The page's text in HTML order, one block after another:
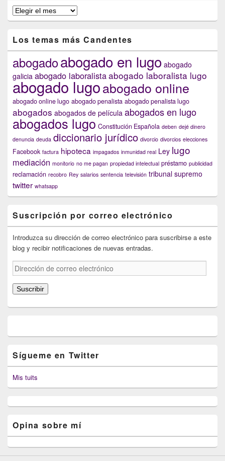
En
anteriores
Los temas más Candentes
abogadoabogado en lugo abogado
galicia abogado laboralistaabogado laboralista lugo
abogado lugoabogado online
abogado online lugo abogado penalista abogado penalista lugo
abogados abogados de película abogados en lugo
abogados lugo Constitución Española deben dejé dinero
denuncia deuda diccionario jurídico divorcio divorcios elecciones
Facebook factura hipoteca impagados inmunidad real Ley lugo
mediación monitorio no me pagan propiedad intelectual préstamo publicidad
reclamación recobro Rey salarios sentencia televisión tribunal supremo
twitter whatsapp
Suscripción por correo electrónico
Introduzca su dirección de correo electrónico para suscribirse a este
blog y recibir notificaciones de nuevas entradas.
Dirección
de
correo
electrónico
Suscribir
Sígueme en Twitter
Mis tuits
Opina sobre mí